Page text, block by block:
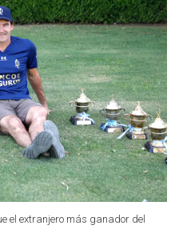
el extranjero más ganador del